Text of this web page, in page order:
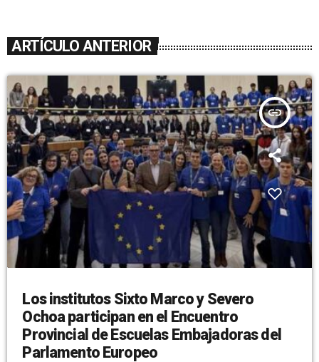
ARTÍCULO ANTERIOR
insert_link
Los institutos Sixto Marco y Severo
Ochoa participan en el Encuentro
Provincial de Escuelas Embajadoras del
Parlamento Europeo